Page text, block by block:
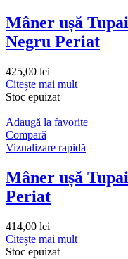
Mâner ușă
Negru Periat
425,00 lei
Citește mai mult
Stoc epuizat
Adaugă la favorite
Compară
Vizualizare rapidă
Mâner ușă
Periat
414,00 lei
Citește mai mult
Stoc epuizat